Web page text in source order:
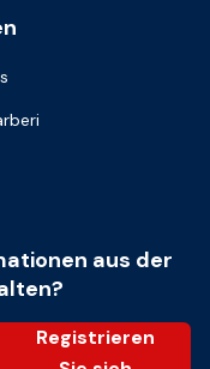
aus der
Registrieren